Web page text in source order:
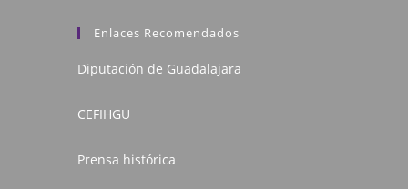
Enlaces Recomendados
Diputación de Guadalajara
CEFIHGU
Prensa histórica